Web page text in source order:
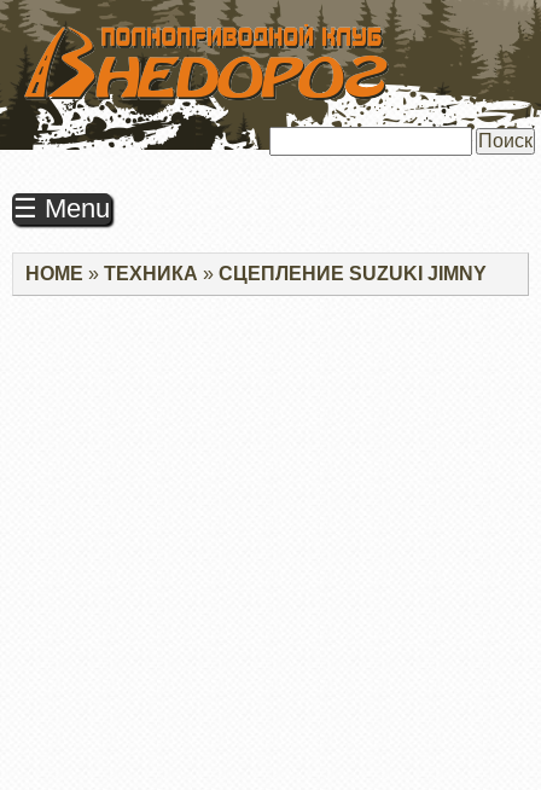
ПЕРЕЙТИ
ОСНОВНОМУ
СОДЕРЖАНИЮ
☰ Menu
Строка
навигации
HOME ТЕХНИКА СЦЕПЛЕНИЕ SUZUKI JIMNY